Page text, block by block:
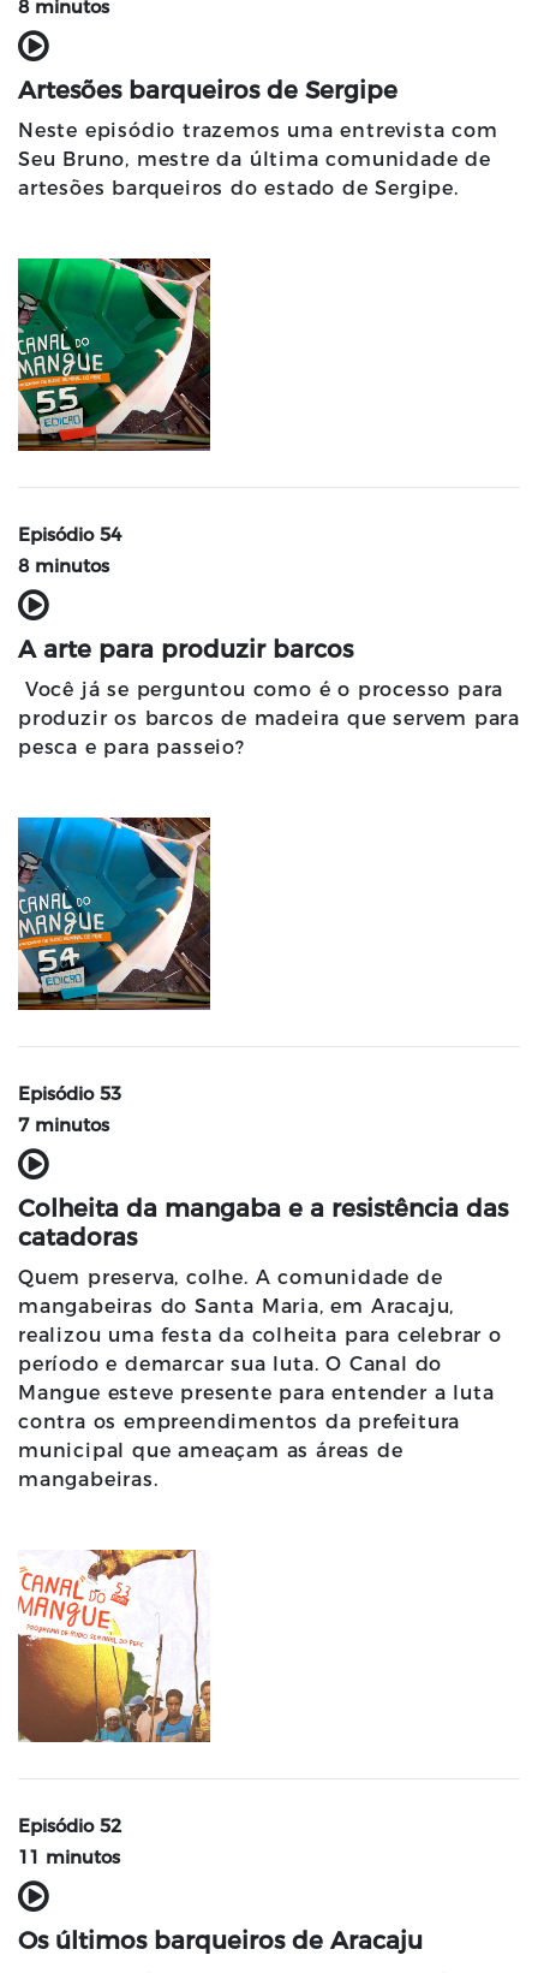
8 minutos
Artesões barqueiros de Sergipe
Neste episódio trazemos uma entrevista com
Seu Bruno, mestre da última comunidade de
artesões barqueiros do estado de Sergipe.
Episódio 54
8 minutos
A arte para produzir barcos
Você já se perguntou como é o processo para
produzir os barcos de madeira que servem para
pesca e para passeio?
Episódio 53
7 minutos
Colheita da mangaba e a resistência das
catadoras
Quem preserva, colhe. A comunidade de
mangabeiras do Santa Maria, em Aracaju,
realizou uma festa da colheita para celebrar o
período e demarcar sua luta. O Canal do
Mangue esteve presente para entender a luta
contra os empreendimentos da prefeitura
municipal que ameaçam as áreas de
mangabeiras.
Episódio 52
11 minutos
Os últimos barqueiros de Aracaju